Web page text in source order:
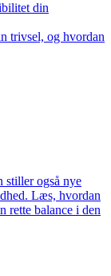
din
trivsel, og hvordan
stiller også nye
Læs, hvordan
rette balance i den